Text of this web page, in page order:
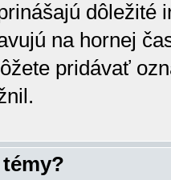
dôležité
na hornej
pridávať